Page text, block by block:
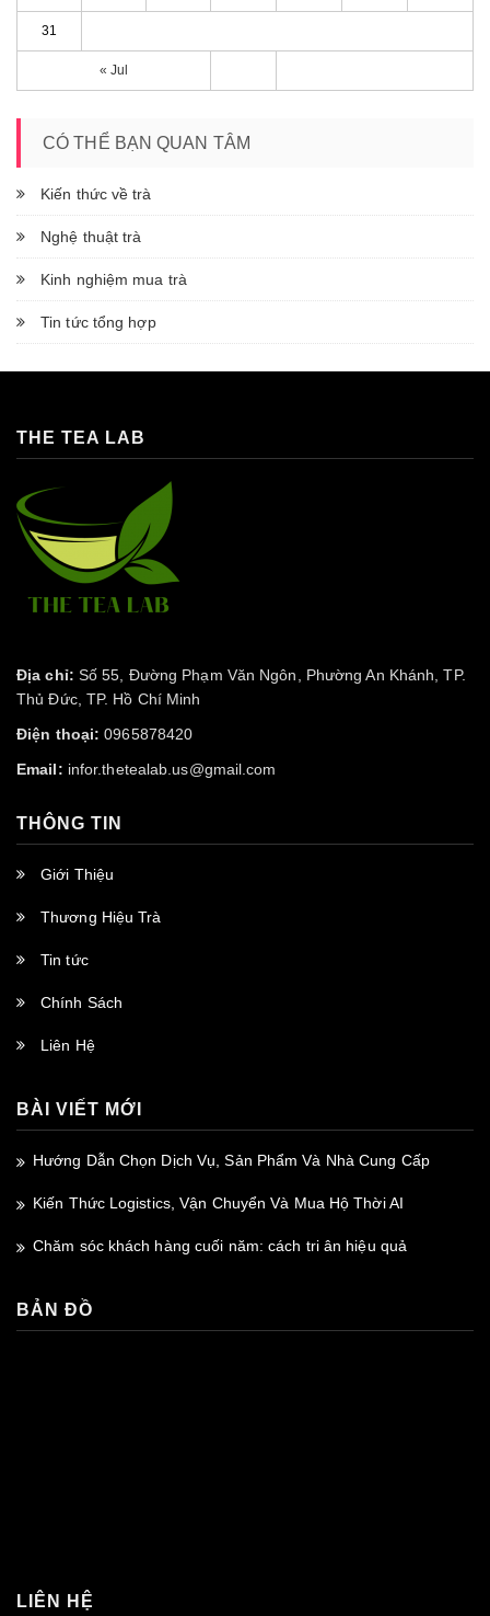
« Jul
31
CÓ THỂ BẠN QUAN TÂM
Kiến thức về trà
Nghệ thuật trà
Kinh nghiệm mua trà
Tin tức tổng hợp
THE TEA LAB
Địa chỉ: Số 55, Đường Phạm Văn Ngôn, Phường An Khánh, TP.
Thủ Đức, TP. Hồ Chí Minh
Điện thoại: 0965878420
Email: infor.thetealab.us@gmail.com
THÔNG TIN
Giới Thiệu
Thương Hiệu Trà
Tin tức
Chính Sách
Liên Hệ
BÀI VIẾT MỚI
Hướng Dẫn Chọn Dịch Vụ, Sản Phẩm Và Nhà Cung Cấp
Kiến Thức Logistics, Vận Chuyển Và Mua Hộ Thời AI
Chăm sóc khách hàng cuối năm: cách tri ân hiệu quả
BẢN ĐỒ
LIÊN HỆ